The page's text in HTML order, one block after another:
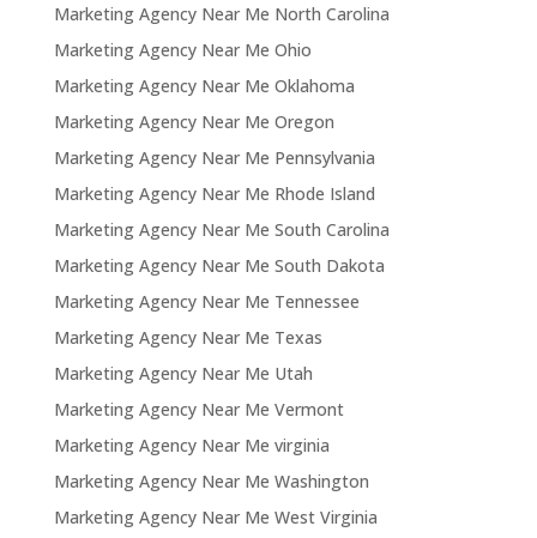
Marketing Agency Near Me North Carolina
Marketing Agency Near Me Ohio
Marketing Agency Near Me Oklahoma
Marketing Agency Near Me Oregon
Marketing Agency Near Me Pennsylvania
Marketing Agency Near Me Rhode Island
Marketing Agency Near Me South Carolina
Marketing Agency Near Me South Dakota
Marketing Agency Near Me Tennessee
Marketing Agency Near Me Texas
Marketing Agency Near Me Utah
Marketing Agency Near Me Vermont
Marketing Agency Near Me virginia
Marketing Agency Near Me Washington
Marketing Agency Near Me West Virginia